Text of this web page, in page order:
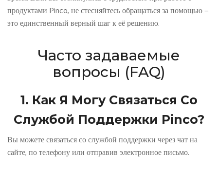
продуктами Pinco, не стесняйтесь обращаться за помощью —
это единственный верный шаг к её решению.
Часто задаваемые
вопросы (FAQ)
1. Как Я Могу Связаться Со
Службой Поддержки Pinco?
Вы можете связаться со службой поддержки через чат на
сайте, по телефону или отправив электронное письмо.